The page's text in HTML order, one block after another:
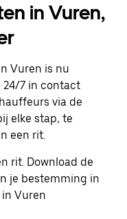
in Vuren,
Vuren is nu
24/7 in contact
via de
elke stap, te
een rit.
rit. Download de
je bestemming in
Vuren